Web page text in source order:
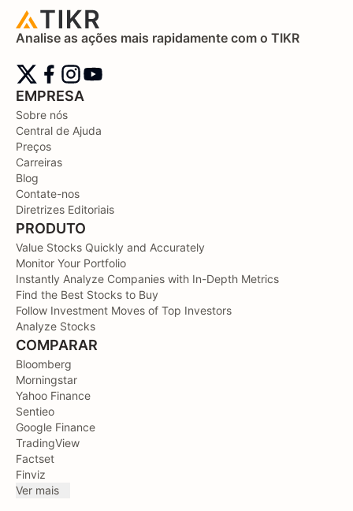
Analise as ações mais rapidamente com o TIKR
EMPRESA
Sobre nós
Central de Ajuda
Preços
Carreiras
Blog
Contate-nos
Diretrizes Editoriais
PRODUTO
Value Stocks Quickly and Accurately
Monitor Your Portfolio
Instantly Analyze Companies with In-Depth Metrics
Find the Best Stocks to Buy
Follow Investment Moves of Top Investors
Analyze Stocks
COMPARAR
Bloomberg
Morningstar
Yahoo Finance
Sentieo
Google Finance
TradingView
Factset
Finviz
Ver mais